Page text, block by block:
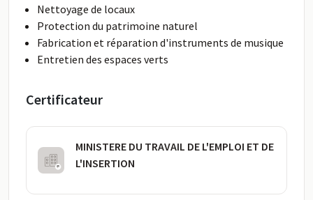
Nettoyage de locaux
Protection du patrimoine naturel
Fabrication et réparation d'instruments de musique
Entretien des espaces verts
Certificateur
MINISTERE DU TRAVAIL DE L'EMPLOI ET DE
L'INSERTION